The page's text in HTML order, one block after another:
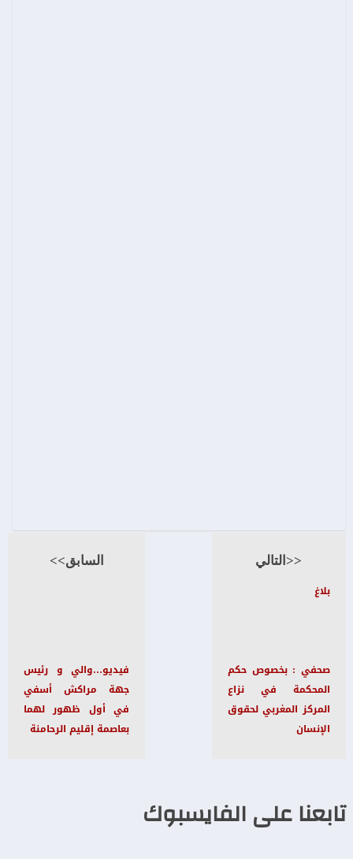
السابق>>
فيديو…والي و رئيس
جهة مراكش أسفي
في أول ظهور لهما
بعاصمة إقليم الرحامنة
<<التالي
بلاغ
صحفي : بخصوص حكم
المحكمة في نزاع
المركز المغربي لحقوق
الإنسان
تابعنا على الفايسبوك